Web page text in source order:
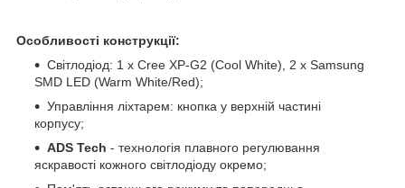
Особливості конструкції:
Світлодіод: 1 x Cree XP-G2 (Cool White), 2 x Samsung
SMD LED (Warm White/Red);
Управління ліхтарем: кнопка у верхній частині
корпусу;
ADS Tech - технологія плавного регулювання
яскравості кожного світлодіоду окремо;